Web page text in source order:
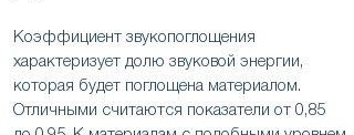
Коэффициент звукопоглощения
характеризует долю звуковой энергии,
которая будет поглощена материалом.
Отличными считаются показатели от 0,85